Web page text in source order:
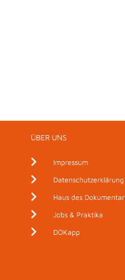
ÜBER UNS
Impressum
Datenschutzerklärung
Haus des
Jobs & Praktika
DOKapp